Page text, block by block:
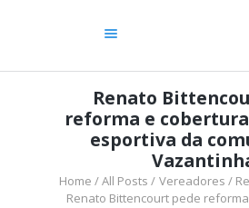
Renato
reforma e
esportiva da
Home All Posts Vereadores
Renato Bittencourt pede